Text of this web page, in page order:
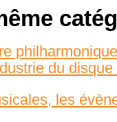
du
les